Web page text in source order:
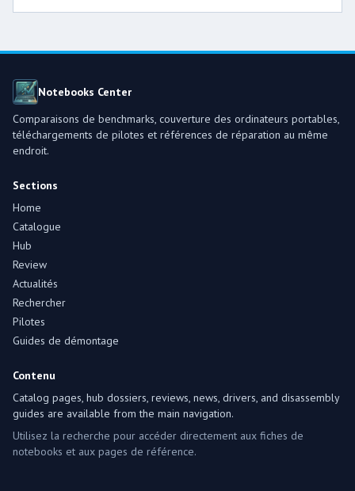
Notebooks Center
Comparaisons de benchmarks, couverture des ordinateurs portables,
téléchargements de pilotes et références de réparation au même
endroit.
Sections
Home
Catalogue
Hub
Review
Actualités
Rechercher
Pilotes
Guides de démontage
Contenu
Catalog pages, hub dossiers, reviews, news, drivers, and disassembly
guides are available from the main navigation.
Utilisez la recherche pour accéder directement aux fiches de
notebooks et aux pages de référence.